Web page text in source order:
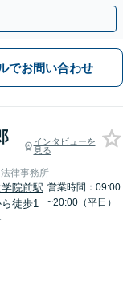
でお問い合わせ
インタビューを
見る
律事務所
院前駅
徒歩1
営業時間：09:00
~20:00（平日）